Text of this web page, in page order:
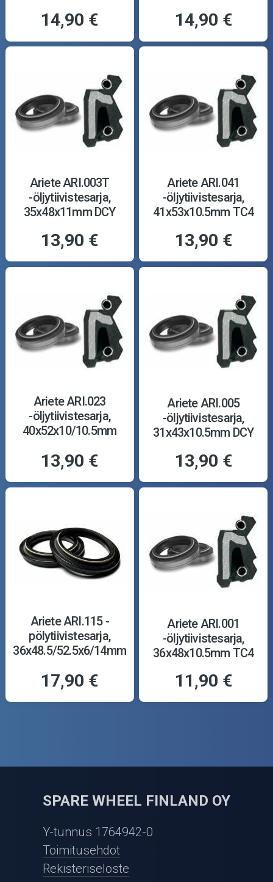
14,90 € 14,90 €
Ariete ARI.003T
-öljytiivistesarja,
35x48x11mm DCY
13,90 €
Ariete ARI.041
-öljytiivistesarja,
41x53x10.5mm TC4
13,90 €
Ariete ARI.023
-öljytiivistesarja,
40x52x10/10.5mm
13,90 €
Ariete ARI.005
-öljytiivistesarja,
31x43x10.5mm DCY
13,90 €
Ariete ARI.115 -
pölytiivistesarja,
36x48.5/52.5x6/14mm
17,90 €
Ariete ARI.001
-öljytiivistesarja,
36x48x10.5mm TC4
11,90 €
SPARE WHEEL FINLAND OY
Y-tunnus 1764942-0
Toimitusehdot
Rekisteriseloste